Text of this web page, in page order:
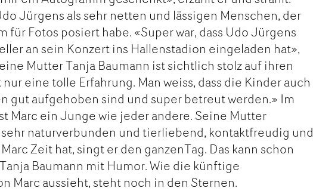
Jürgens als sehr netten und lässigen Menschen, der
für Fotos posiert habe. «Super war, dass Udo Jürgens
an sein Konzert ins Hallenstadion eingeladen hat»,
Mutter Tanja Baumann ist sichtlich stolz auf ihren
eine tolle Erfahrung. Man weiss, dass die Kinder auch
gut aufgehoben sind und super betreut werden.» Im
Marc ein Junge wie jeder andere. Seine Mutter
naturverbunden und tierliebend, kontaktfreudig und
Zeit hat, singt er den ganzenTag. Das kann schon
Baumann mit Humor. Wie die künftige
Marc aussieht, steht noch in den Sternen.